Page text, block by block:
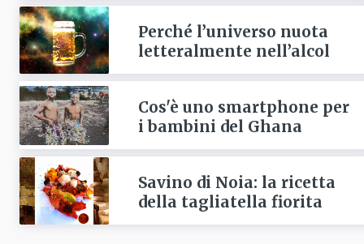
Perché l’universo nuota
letteralmente nell’alcol
Cos'è uno smartphone per
i bambini del Ghana
Savino di Noia: la ricetta
della tagliatella fiorita